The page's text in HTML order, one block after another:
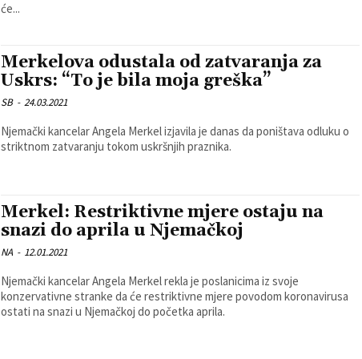
će...
Merkelova odustala od zatvaranja za
Uskrs: “To je bila moja greška”
SB - 24.03.2021
Njemački kancelar Angela Merkel izjavila je danas da poništava odluku o
striktnom zatvaranju tokom uskršnjih praznika.
Merkel: Restriktivne mjere ostaju na
snazi do aprila u Njemačkoj
NA - 12.01.2021
Njemački kancelar Angela Merkel rekla je poslanicima iz svoje
konzervativne stranke da će restriktivne mjere povodom koronavirusa
ostati na snazi u Njemačkoj do početka aprila.